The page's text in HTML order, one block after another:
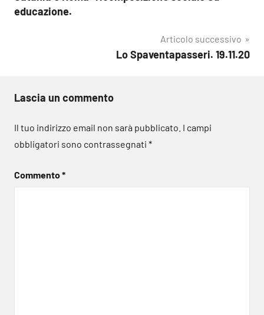
educazione.
Articolo successivo
Lo Spaventapasseri. 19.11.20
Lascia un commento
Il tuo indirizzo email non sarà pubblicato. I campi
obbligatori sono contrassegnati *
Commento*